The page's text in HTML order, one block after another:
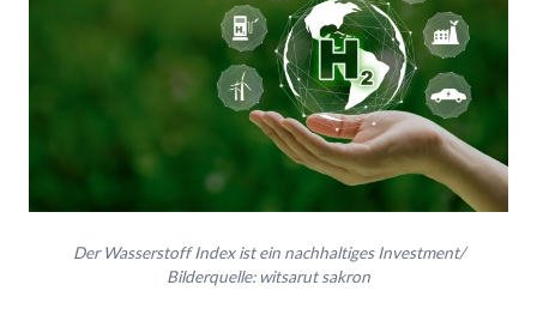
Der Wasserstoff Index ist ein nachhaltiges Investment/
Bilderquelle: witsarut sakron